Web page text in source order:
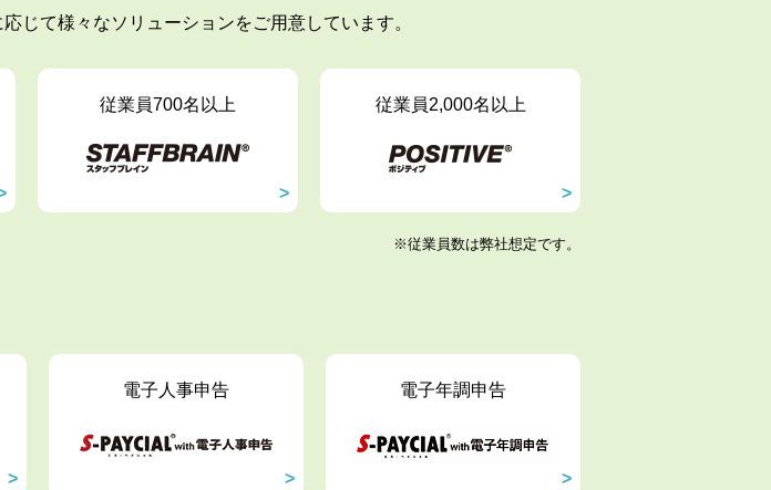
じて様々なソリューションをご用意しています。
従業員700名以上 従業員2,000名以上
※従業員数は弊社想定です。
電子人事申告 電子年調申告